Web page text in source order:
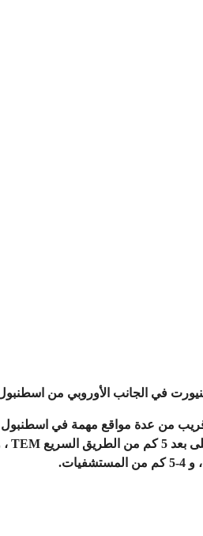
في الجانب الأوروبي من اسطنبول
من عدة مواقع مهمة في اسطنبول